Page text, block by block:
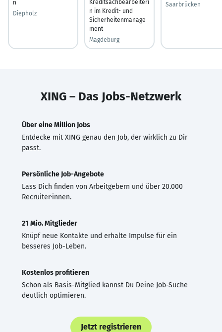
n
Diepholz
Kreditsachbearbeiteri
n im Kredit- und
Sicherheitenmanage
ment
Magdeburg
Saarbrücken
XING – Das Jobs-Netzwerk
Über eine Million Jobs
Entdecke mit XING genau den Job, der wirklich zu Dir
passt.
Persönliche Job-Angebote
Lass Dich finden von Arbeitgebern und über 20.000
Recruiter·innen.
21 Mio. Mitglieder
Knüpf neue Kontakte und erhalte Impulse für ein
besseres Job-Leben.
Kostenlos profitieren
Schon als Basis-Mitglied kannst Du Deine Job-Suche
deutlich optimieren.
Jetzt registrieren